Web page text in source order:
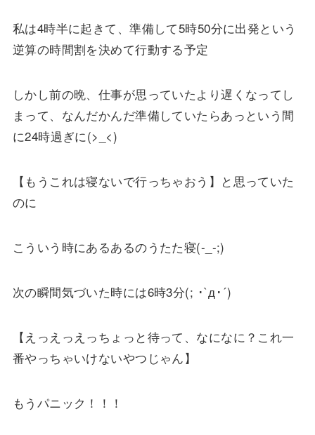
私は4時半に起きて、準備して5時50分に出発という
逆算の時間割を決めて行動する予定
しかし前の晩、仕事が思っていたより遅くなってし
まって、なんだかんだ準備していたらあっという間
に24時過ぎに(>_<)
【もうこれは寝ないで行っちゃおう】と思っていた
のに
こういう時にあるあるのうたた寝(-_-;)
次の瞬間気づいた時には6時3分(; ･`д･´)
【えっえっえっちょっと待って、なになに？これ一
番やっちゃいけないやつじゃん】
もうパニック！！！